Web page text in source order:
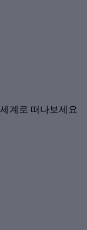
계로 떠나보세요